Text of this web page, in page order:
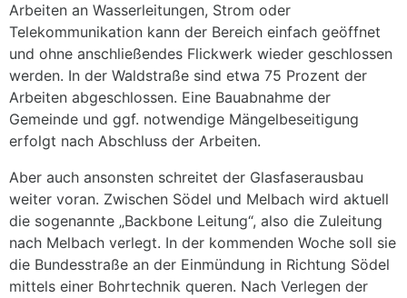
Arbeiten an Wasserleitungen, Strom oder
Telekommunikation kann der Bereich einfach geöffnet
und ohne anschließendes Flickwerk wieder geschlossen
werden. In der Waldstraße sind etwa 75 Prozent der
Arbeiten abgeschlossen. Eine Bauabnahme der
Gemeinde und ggf. notwendige Mängelbeseitigung
erfolgt nach Abschluss der Arbeiten.
Aber auch ansonsten schreitet der Glasfaserausbau
weiter voran. Zwischen Södel und Melbach wird aktuell
die sogenannte „Backbone Leitung“, also die Zuleitung
nach Melbach verlegt. In der kommenden Woche soll sie
die Bundesstraße an der Einmündung in Richtung Södel
mittels einer Bohrtechnik queren. Nach Verlegen der